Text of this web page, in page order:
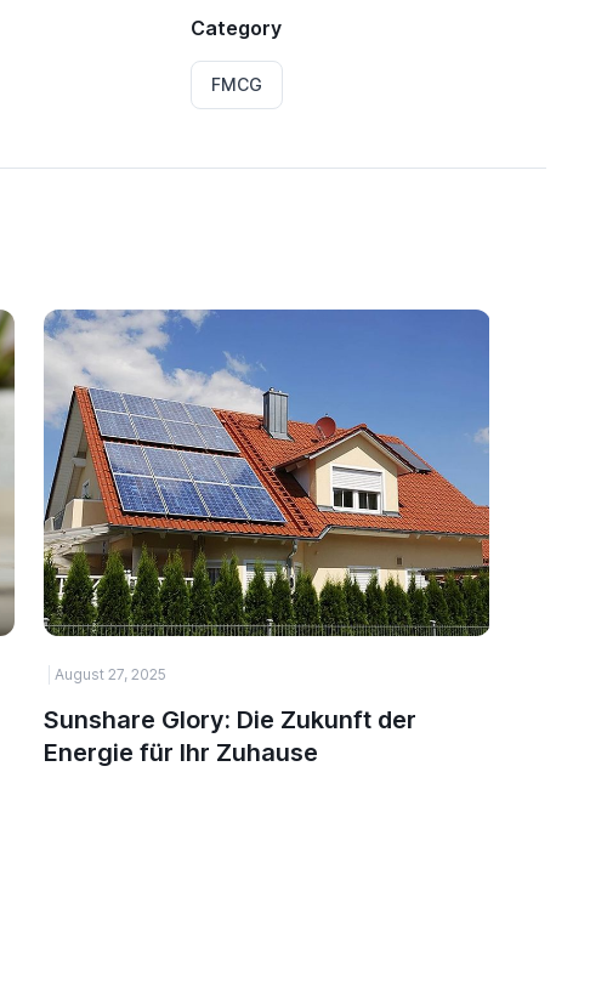
Category
FMCG
August 27, 2025
Sunshare Glory: Die Zukunft der
Energie für Ihr Zuhause